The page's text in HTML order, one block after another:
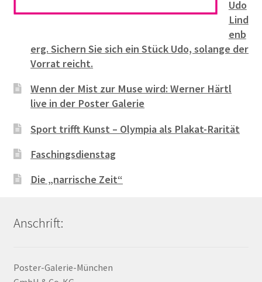
Udo
Lind
enb
erg. Sichern Sie sich ein Stück Udo, solange der
Vorrat reicht.
Wenn der Mist zur Muse wird: Werner Härtl
live in der Poster Galerie
Sport trifft Kunst – Olympia als Plakat-Rarität
Faschingsdienstag
Die „narrische Zeit“
Anschrift:
Poster-Galerie-München